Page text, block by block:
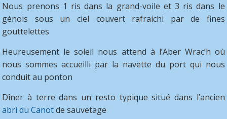
Nous prenons 1 ris dans la grand-voile et 3 ris dans le
génois sous un ciel couvert rafraichi par de fines
gouttelettes
Heureusement le soleil nous attend à l’Aber Wrac’h où
nous sommes accueilli par la navette du port qui nous
conduit au ponton
Dîner à terre dans un resto typique situé dans l’ancien
abri du Canotde sauvetage